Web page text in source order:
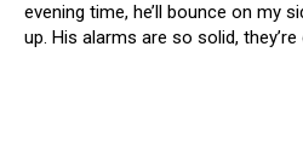
evening time, he’ll bounce on my
up. His alarms are so solid,